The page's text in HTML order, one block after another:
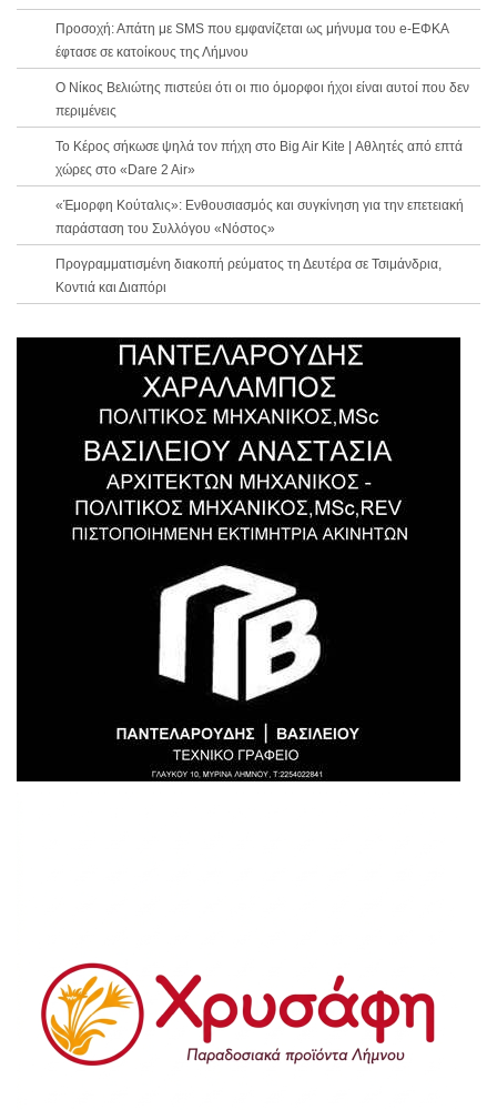
Προσοχή: Απάτη με SMS που εμφανίζεται ως μήνυμα του e-ΕΦΚΑ
έφτασε σε κατοίκους της Λήμνου
Ο Νίκος Βελιώτης πιστεύει ότι οι πιο όμορφοι ήχοι είναι αυτοί που δεν
περιμένεις
Το Κέρος σήκωσε ψηλά τον πήχη στο Big Air Kite | Αθλητές από επτά
χώρες στο «Dare 2 Air»
«Έμορφη Κούταλις»: Ενθουσιασμός και συγκίνηση για την επετειακή
παράσταση του Συλλόγου «Νόστος»
Προγραμματισμένη διακοπή ρεύματος τη Δευτέρα σε Τσιμάνδρια,
Κοντιά και Διαπόρι